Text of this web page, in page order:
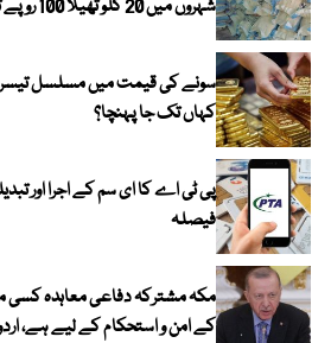
شہروں میں 20 کلو تھیلا 100 روپے تک مہنگا
سونے کی قیمت میں مسلسل تیسرے
کہاں تک جا پہنچا؟
پی ٹی اے کا ای سم کے اجرا اور
فیصلہ
مکہ مشترکہ دفاعی معاہدہ
کے امن و استحکام کے لیے ہے،